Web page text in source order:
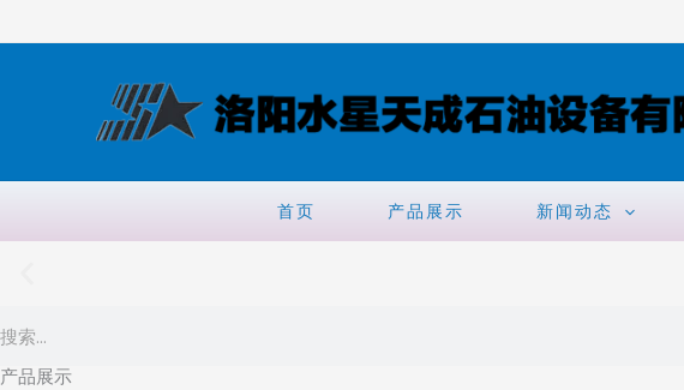
至
首页 产品展示 新闻动态
产品展示